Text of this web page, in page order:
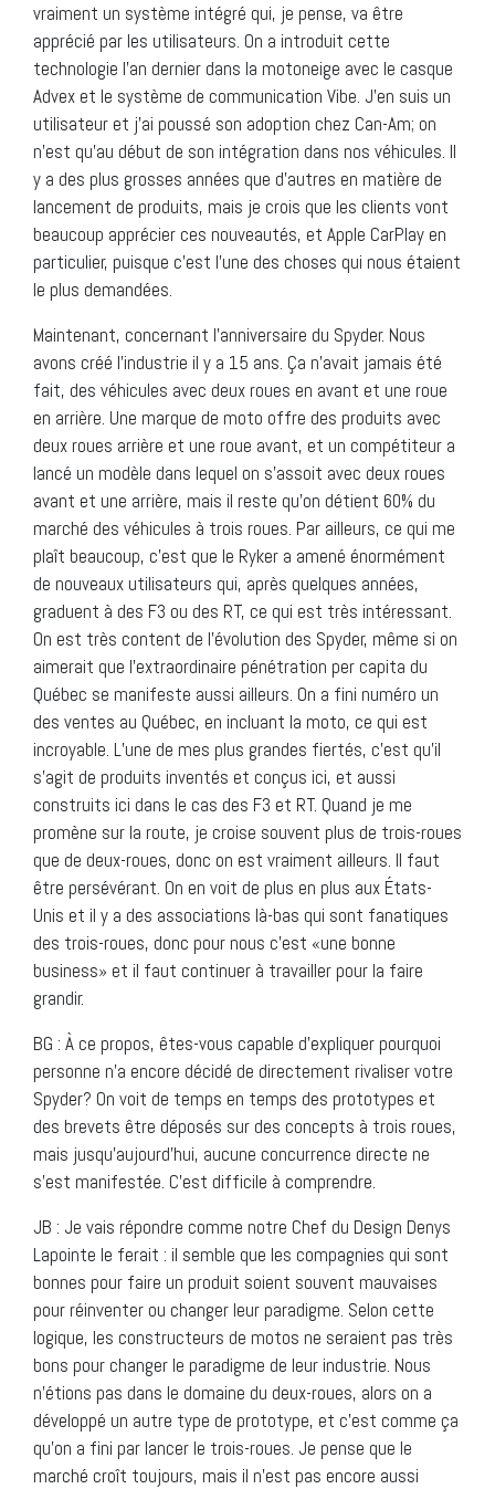
vraiment un système intégré qui, je pense, va être
apprécié par les utilisateurs. On a introduit cette
technologie l’an dernier dans la motoneige avec le casque
Advex et le système de communication Vibe. J’en suis un
utilisateur et j’ai poussé son adoption chez Can-Am; on
n’est qu’au début de son intégration dans nos véhicules. Il
y a des plus grosses années que d’autres en matière de
lancement de produits, mais je crois que les clients vont
beaucoup apprécier ces nouveautés, et Apple CarPlay en
particulier, puisque c’est l’une des choses qui nous étaient
le plus demandées.
Maintenant, concernant l’anniversaire du Spyder. Nous
avons créé l’industrie il y a 15 ans. Ça n’avait jamais été
fait, des véhicules avec deux roues en avant et une roue
en arrière. Une marque de moto offre des produits avec
deux roues arrière et une roue avant, et un compétiteur a
lancé un modèle dans lequel on s’assoit avec deux roues
avant et une arrière, mais il reste qu’on détient 60% du
marché des véhicules à trois roues. Par ailleurs, ce qui me
plaît beaucoup, c’est que le Ryker a amené énormément
de nouveaux utilisateurs qui, après quelques années,
graduent à des F3 ou des RT, ce qui est très intéressant.
On est très content de l’évolution des Spyder, même si on
aimerait que l’extraordinaire pénétration per capita du
Québec se manifeste aussi ailleurs. On a fini numéro un
des ventes au Québec, en incluant la moto, ce qui est
incroyable. L’une de mes plus grandes fiertés, c’est qu’il
s’agit de produits inventés et conçus ici, et aussi
construits ici dans le cas des F3 et RT. Quand je me
promène sur la route, je croise souvent plus de trois-roues
que de deux-roues, donc on est vraiment ailleurs. Il faut
être persévérant. On en voit de plus en plus aux États-
Unis et il y a des associations là-bas qui sont fanatiques
des trois-roues, donc pour nous c’est «une bonne
business» et il faut continuer à travailler pour la faire
grandir.
BG : À ce propos, êtes-vous capable d’expliquer pourquoi
personne n’a encore décidé de directement rivaliser votre
Spyder? On voit de temps en temps des prototypes et
des brevets être déposés sur des concepts à trois roues,
mais jusqu’aujourd’hui, aucune concurrence directe ne
s’est manifestée. C’est difficile à comprendre.
JB : Je vais répondre comme notre Chef du Design Denys
Lapointe le ferait : il semble que les compagnies qui sont
bonnes pour faire un produit soient souvent mauvaises
pour réinventer ou changer leur paradigme. Selon cette
logique, les constructeurs de motos ne seraient pas très
bons pour changer le paradigme de leur industrie. Nous
n’étions pas dans le domaine du deux-roues, alors on a
développé un autre type de prototype, et c’est comme ça
qu’on a fini par lancer le trois-roues. Je pense que le
marché croît toujours, mais il n’est pas encore aussi